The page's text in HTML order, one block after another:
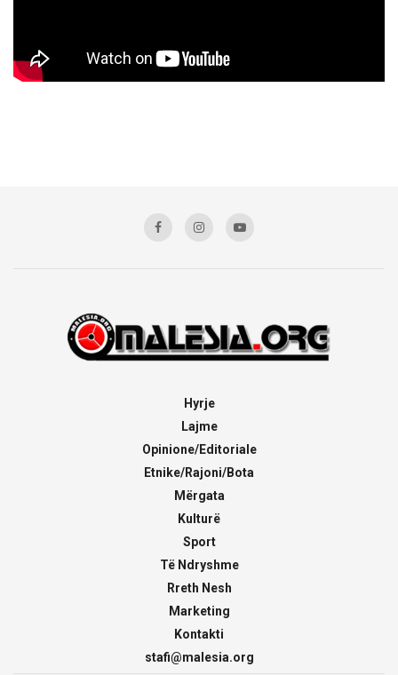
Hyrje
Lajme
Opinione/Editoriale
Etnike/Rajoni/Bota
Mërgata
Kulturë
Sport
Të Ndryshme
Rreth Nesh
Marketing
Kontakti
stafi@malesia.org